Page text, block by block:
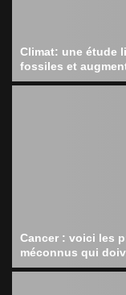
Climat: une étude
fossiles et
Cancer : voici les
méconnus qui